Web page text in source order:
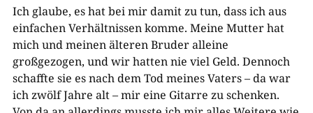
Ich glaube, es hat bei mir damit zu tun, dass ich aus
einfachen Verhältnissen komme. Meine Mutter hat
mich und meinen älteren Bruder alleine
großgezogen, und wir hatten nie viel Geld. Dennoch
schaffte sie es nach dem Tod meines Vaters – da war
ich zwölf Jahre alt – mir eine Gitarre zu schenken.